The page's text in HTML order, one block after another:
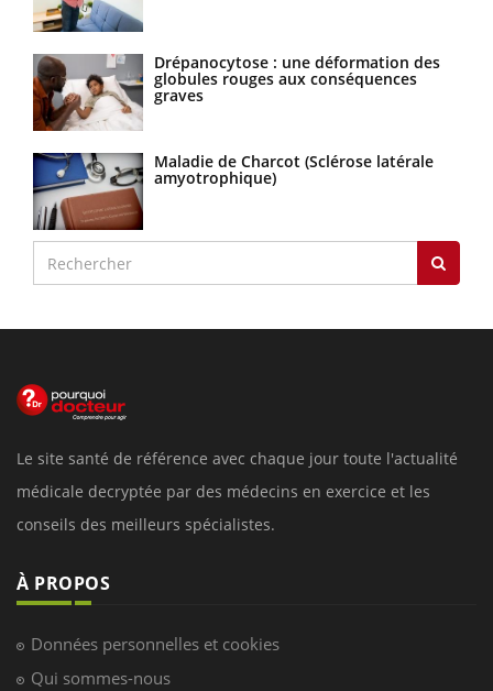
Drépanocytose : une déformation des
globules rouges aux conséquences
graves
Maladie de Charcot (Sclérose latérale
amyotrophique)
Le site santé de référence avec chaque jour toute l'actualité
médicale decryptée par des médecins en exercice et les
conseils des meilleurs spécialistes.
À PROPOS
Données personnelles et cookies
Qui sommes-nous